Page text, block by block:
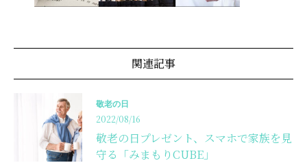
関連記事
敬老の日
2022/08/16
敬老の日プレゼント、スマホで家族を見
守る「みまもりCUBE」